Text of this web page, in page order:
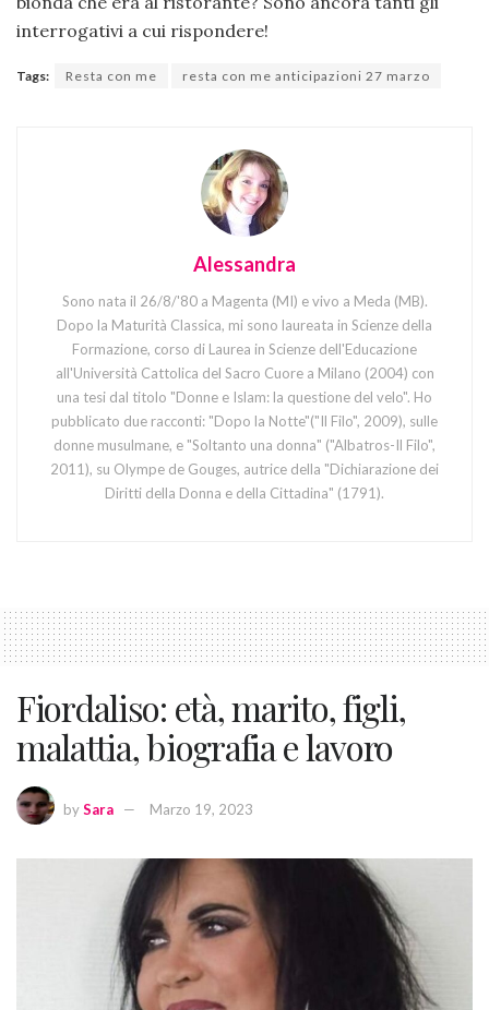
interrogativi a cui rispondere!
Tags: Resta con me resta con me anticipazioni 27 marzo
Alessandra
Sono nata il 26/8/'80 a Magenta (MI) e vivo a Meda (MB).
Dopo la Maturità Classica, mi sono laureata in Scienze della
Formazione, corso di Laurea in Scienze dell'Educazione
all'Università Cattolica del Sacro Cuore a Milano (2004) con
una tesi dal titolo "Donne e Islam: la questione del velo". Ho
pubblicato due racconti: "Dopo la Notte"("Il Filo", 2009), sulle
donne musulmane, e "Soltanto una donna" ("Albatros-Il Filo",
2011), su Olympe de Gouges, autrice della "Dichiarazione dei
Diritti della Donna e della Cittadina" (1791).
Fiordaliso: età, marito, figli,
malattia, biografia e lavoro
bySara Marzo 19, 2023